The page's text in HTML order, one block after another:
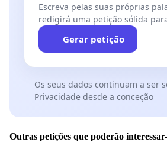
Escreva pelas suas próprias
redigirá uma petição sólida
Gerar petição
Os seus dados continuam a ser
Privacidade desde a conceção
Outras petições que poderão